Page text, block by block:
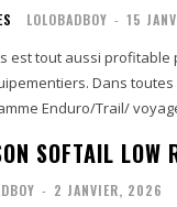
LOLOBADBOY - 15
est tout aussi
Dans
SOFTAIL LOW
- 2 JANVIER, 2026